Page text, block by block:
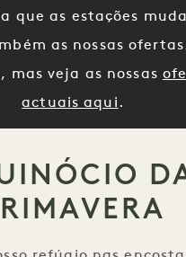
que as estações
as nossas
mas veja as nossas
actuais aqui .